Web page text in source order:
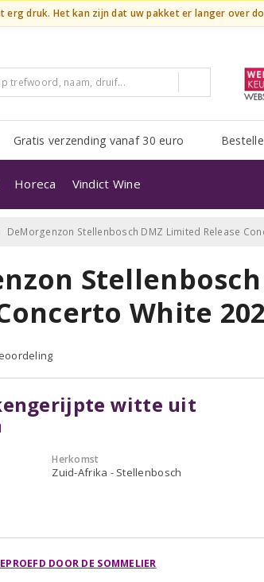
erg druk. Het kan zijn dat uw pakket er langer over
Gratis verzending vanaf 30 euro
Horeca Vindict Wine
DeMorgenzon Stellenbosch DMZ Limited Release
White
witte uit
Herkomst
Zuid-Afrika - Stellenbosch
DOOR DE SOMMELIER